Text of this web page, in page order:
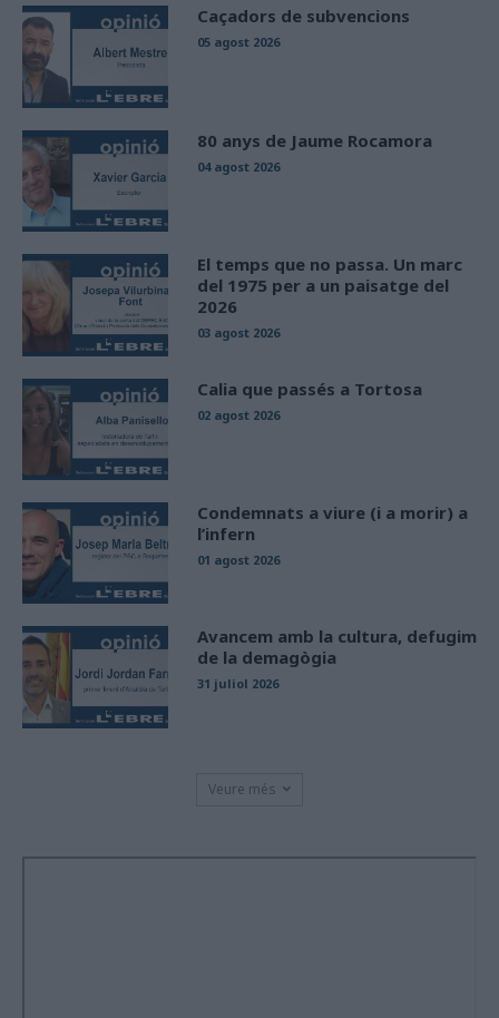
Caçadors de subvencions
05 agost 2026
80 anys de Jaume Rocamora
04 agost 2026
El temps que no passa. Un marc
del 1975 per a un paisatge del
2026
03 agost 2026
Calia que passés a Tortosa
02 agost 2026
Condemnats a viure (i a morir) a
l’infern
01 agost 2026
Avancem amb la cultura, defugim
de la demagògia
31 juliol 2026
Veure més